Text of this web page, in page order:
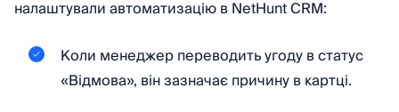
налаштували автоматизацію в NetHunt CRM:
Коли менеджер переводить угоду в статус
«Відмова», він зазначає причину в картці.